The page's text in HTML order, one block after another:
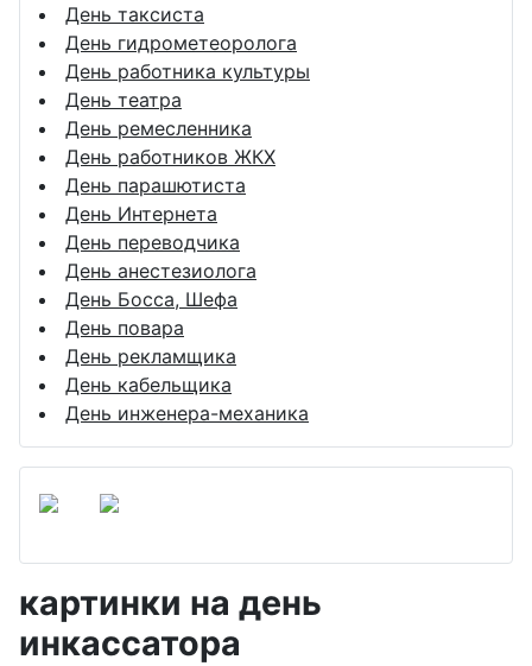
День таксиста
День гидрометеоролога
День работника культуры
День театра
День ремесленника
День работников ЖКХ
День парашютиста
День Интернета
День переводчика
День анестезиолога
День Босса, Шефа
День повара
День рекламщика
День кабельщика
День инженера-механика
картинки на день
инкассатора